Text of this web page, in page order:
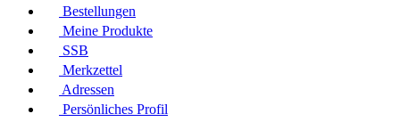
Bestellungen
Meine Produkte
SSB
Merkzettel
Adressen
Persönliches Profil